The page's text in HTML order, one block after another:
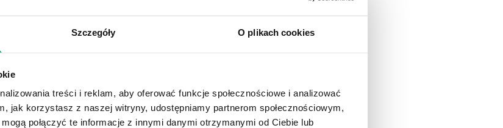
Szczegóły O plikach cookies
treści i reklam, aby oferować funkcje społecznościowe i analizować
jak korzystasz z naszej witryny, udostępniamy partnerom społecznościowym,
połączyć te informacje z innymi danymi otrzymanymi od Ciebie lub